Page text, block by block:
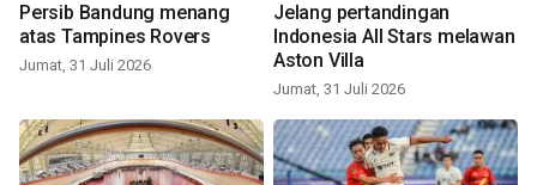
Persib Bandung menang
atas Tampines Rovers
Jumat, 31 Juli 2026
Jelang pertandingan
Indonesia All Stars melawan
Aston Villa
Jumat, 31 Juli 2026